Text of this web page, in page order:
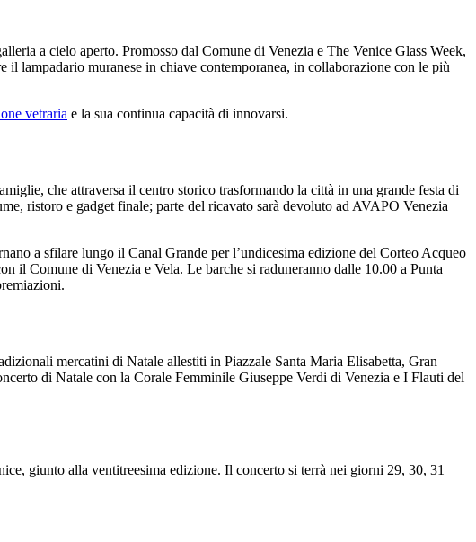
a cielo aperto. Promosso dal Comune di Venezia e The Venice Glass Week,
lampadario muranese in chiave contemporanea, in collaborazione con le più
vetraria e la sua continua capacità di innovarsi.
che attraversa il centro storico trasformando la città in una grande festa di
ristoro e gadget finale; parte del ricavato sarà devoluto ad AVAPO Venezia
a sfilare lungo il Canal Grande per l’undicesima edizione del Corteo Acqueo
il Comune di Venezia e Vela.​ Le barche si raduneranno dalle 10.00 a Punta
mercatini di Natale allestiti in Piazzale Santa Maria Elisabetta, Gran
di Natale con la Corale Femminile Giuseppe Verdi di Venezia e I Flauti del
giunto alla ventitreesima edizione. Il concerto si terrà nei giorni 29, 30, 31